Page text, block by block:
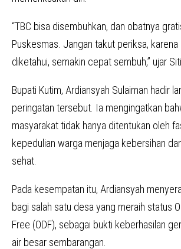
“TBC bisa disembuhkan, dan obatnya
Puskesmas. Jangan takut periksa,
diketahui, semakin cepat sembuh,” ujar
Bupati Kutim, Ardiansyah Sulaiman hadir
peringatan tersebut. Ia mengingatkan
masyarakat tidak hanya ditentukan oleh
kepedulian warga menjaga kebersihan
sehat.
Pada kesempatan itu, Ardiansyah
bagi salah satu desa yang meraih status
Free (ODF), sebagai bukti keberhasilan
air besar sembarangan.